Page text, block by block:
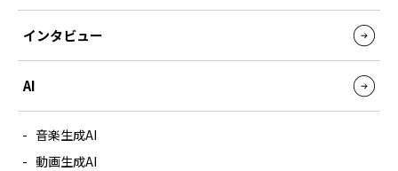
MOVIE
動画
DOCUMENT
お問い合わせ
インタビュー
AI
音楽生成AI
動画生成AI